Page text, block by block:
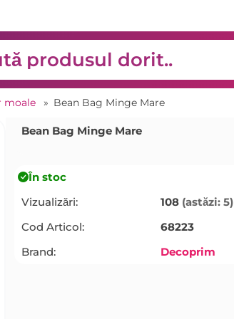
moale » Bean Bag Minge Mare
Bean Bag Minge Mare
În stoc
Vizualizări:
108 (astăzi: 5)
Cod Articol:
68223
Brand:
Decoprim